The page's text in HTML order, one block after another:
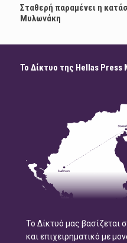
Σταθερή παραμένει η
Μυλωνάκη
Το Δίκτυο της Hellas Press
Το Δίκτυό μας βασίζεται
και επιχειρηματικό με